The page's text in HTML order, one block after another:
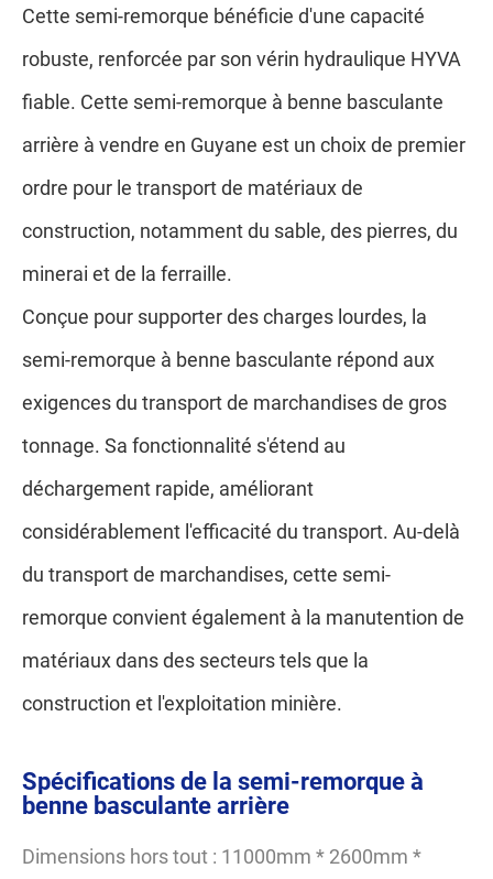
Cette semi-remorque bénéficie d'une capacité
robuste, renforcée par son vérin hydraulique HYVA
fiable. Cette semi-remorque à benne basculante
arrière à vendre en Guyane est un choix de premier
ordre pour le transport de matériaux de
construction, notamment du sable, des pierres, du
minerai et de la ferraille.
Conçue pour supporter des charges lourdes, la
semi-remorque à benne basculante répond aux
exigences du transport de marchandises de gros
tonnage. Sa fonctionnalité s'étend au
déchargement rapide, améliorant
considérablement l'efficacité du transport. Au-delà
du transport de marchandises, cette semi-
remorque convient également à la manutention de
matériaux dans des secteurs tels que la
construction et l'exploitation minière.
Spécifications de la semi-remorque à
benne basculante arrière
Dimensions hors tout : 11000mm * 2600mm *